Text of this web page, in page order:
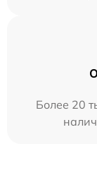
Более 20